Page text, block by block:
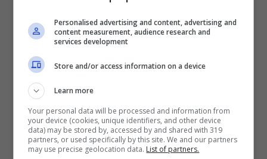
seconda è estetica: F1 vive di precisione e
leggerezza, gli stessi principi che regolano
un grande distillato. La terza è valoriale: la
traiettoria “organica” intercetta una sensibilità
crescente. Belvedere ha già sviluppato
gamme certificate bio; laF1 Editionsi
Personalised advertising and content, advertising and
content measurement, audience research and
services development
Store and/or access information on a device
Learn more
Your personal data will be processed and information from
your device (cookies, unique identifiers, and other device
data) may be stored by, accessed by and shared with 319
partners, or used specifically by this site. We and our partners
may use precise geolocation data. List of partners.